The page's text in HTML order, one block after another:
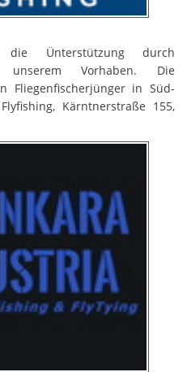
Ünterstützung durch
unserem Vorhaben. Die
Fliegenfischerjünger in Süd-
Kärntnerstraße 155,